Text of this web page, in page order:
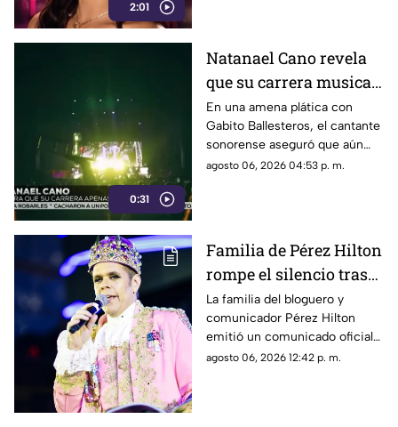
2:01
0:31
Natanael Cano revela
que su carrera musical
apenas está
empezando
En una amena plática con
Gabito Ballesteros, el cantante
sonorense aseguró que aún
tiene un largo camino por
agosto 06, 2026 04:53 p. m.
Familia de Pérez Hilton
rompe el silencio tras
incidente en vivo
La familia del bloguero y
comunicador Pérez Hilton
emitió un comunicado oficial
para agradecer las muestras de
agosto 06, 2026 12:42 p. m.